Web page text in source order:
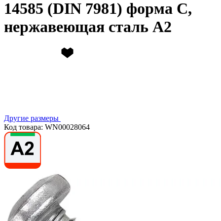
14585 (DIN 7981) форма C,
нержавеющая сталь А2
Другие размеры
Код товара: WN00028064